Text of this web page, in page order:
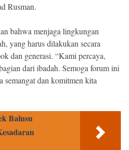
Rusman.
bahwa menjaga lingkungan
yang harus dilakukan secara
dan generasi. “Kami percaya,
dari ibadah. Semoga forum ini
semangat dan komitmen kita
Balusu